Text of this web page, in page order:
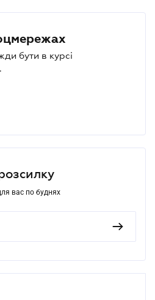
бути в курсі
вас по буднях